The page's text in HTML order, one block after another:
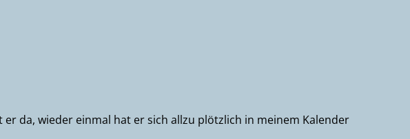
da, wieder einmal hat er sich allzu plötzlich in meinem Kalender